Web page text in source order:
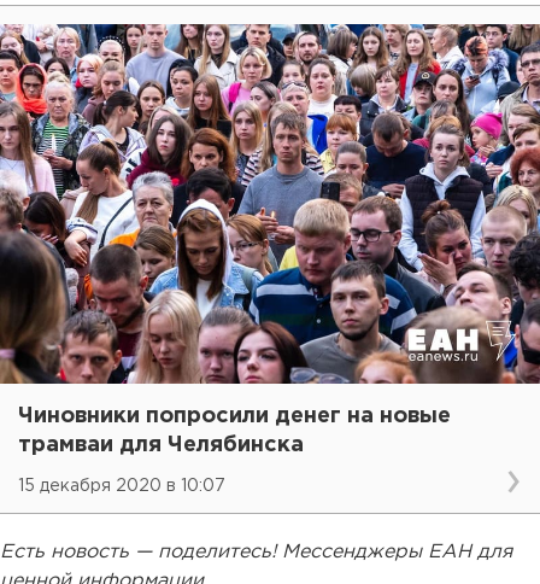
Чиновники попросили денег на новые
трамваи для Челябинска
15 декабря 2020 в 10:07
Есть новость — поделитесь! Мессенджеры ЕАН для